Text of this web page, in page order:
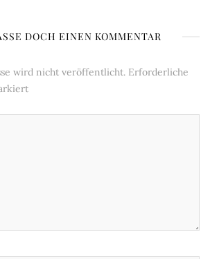
DOCH EINEN KOMMENTAR
wird nicht veröffentlicht. Erforderliche